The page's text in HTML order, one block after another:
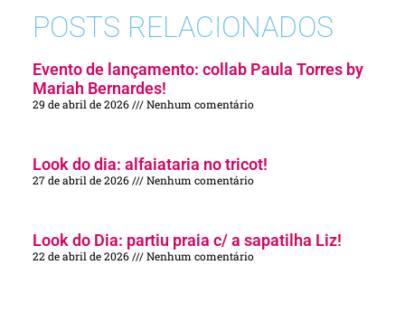
POSTS RELACIONADOS
Evento de lançamento: collab Paula Torres by
Mariah Bernardes!
29 de abril de 2026 Nenhum comentário
Look do dia: alfaiataria no tricot!
27 de abril de 2026 Nenhum comentário
Look do Dia: partiu praia c/ a sapatilha Liz!
22 de abril de 2026 Nenhum comentário